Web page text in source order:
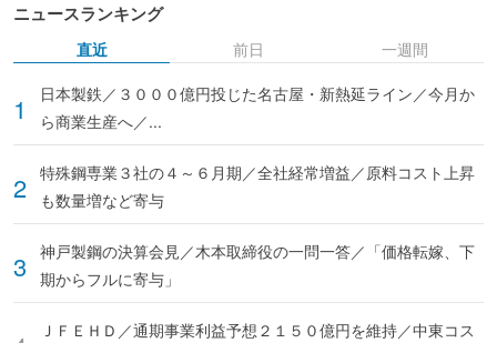
ニュースランキング
直近
日本製鉄／３０００億円投じた名古屋・新熱延ライン／今月か
ら商業生産へ／...
特殊鋼専業３社の４～６月期／全社経常増益／原料コスト上昇
も数量増など寄与
神戸製鋼の決算会見／木本取締役の一問一答／「価格転嫁、下
期からフルに寄与」
ＪＦＥＨＤ／通期事業利益予想２１５０億円を維持／中東コス
前日 一週間